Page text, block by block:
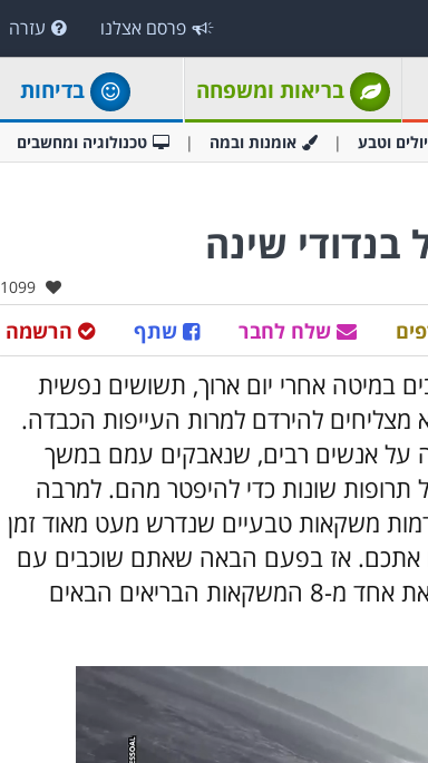
פרסם אצלנו עזרה
בריאות ומשפחה בדיחות
וטבע אומנות ובמה טכנולוגיה ומחשבים
אהבו:
1099
הרשמה שתף שלח לחבר
במיטה אחרי יום ארוך, תשושים נפשית
להירדם למרות העייפות הכבדה.
על אנשים רבים, שנאבקים עמם במשך
תרופות שונות כדי להיפטר מהם. למרבה
משקאות טבעיים שנדרש מעט מאוד זמן
אתכם. אז בפעם הבאה שאתם שוכבים עם
הראש על הכר ומתקשים לישון, נסו לשתות את אחד מ-8 המשקאות הבריאים הבאים